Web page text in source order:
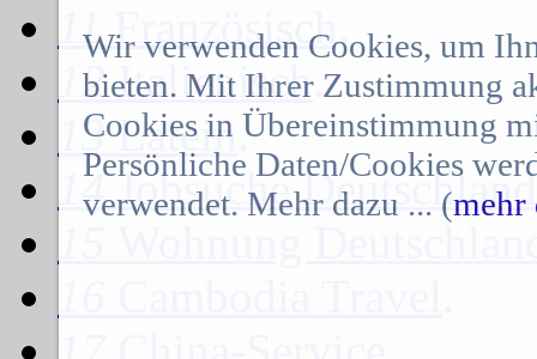
11Französisch
12Italienisch.
13Latein .
14Jobsuche Deutschland
Wir verwenden Cookies, um
bieten. Mit Ihrer Zustimmung
Cookies in Übereinstimmung
Persönliche Daten/Cookies
verwendet. Mehr dazu ... (mehr